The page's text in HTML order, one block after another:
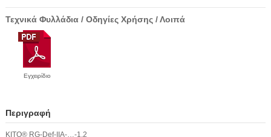
Τεχνικά Φυλλάδια / Οδηγίες Χρήσης / Λοιπά
Εγχειρίδιο
Περιγραφή
KITO® RG-Def-IIA-…-1.2